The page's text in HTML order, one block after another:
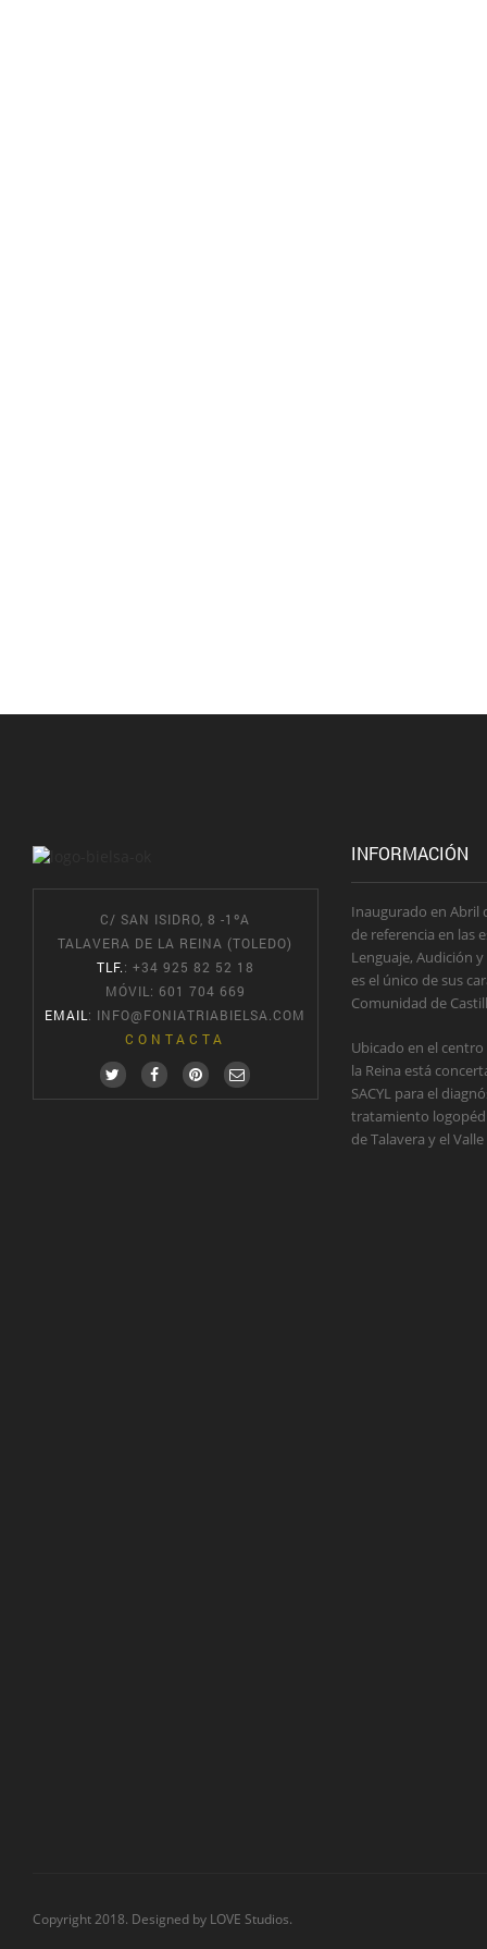
C/ SAN ISIDRO, 8 -1ºA
TALAVERA DE LA REINA (TOLEDO)
TLF.: +34 925 82 52 18
MÓVIL: 601 704 669
EMAIL : INFO@FONIATRIABIELSA.COM
CONTACTA
INFORMACIÓN
Inaugurado en Abril
de referencia en las
Lenguaje, Audición
es el único de sus
Comunidad de
Ubicado en el
la Reina está
SACYL para el
tratamiento
de Talavera y el
Copyright 2018. Designed by LOVE Studios.